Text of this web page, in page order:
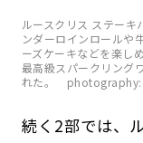
ルースクリス ステーキ
ンダーロインロールや
ーズケーキなどを楽し
最高級スパークリング
れた。 photography:
続く2部では、